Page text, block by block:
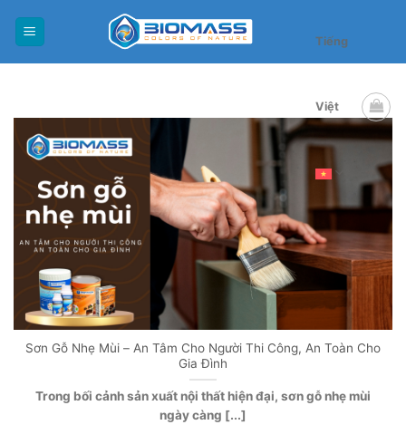
Tiếng
Việt
Sơn Gỗ Nhẹ Mùi – An Tâm Cho Người Thi Công, An Toàn Cho
Gia Đình
Trong bối cảnh sản xuất nội thất hiện đại, sơn gỗ nhẹ mùi
ngày càng [...]